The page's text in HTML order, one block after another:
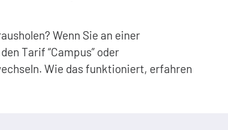
Wenn Sie an einer
Tarif “Campus” oder
Wie das funktioniert, erfahren